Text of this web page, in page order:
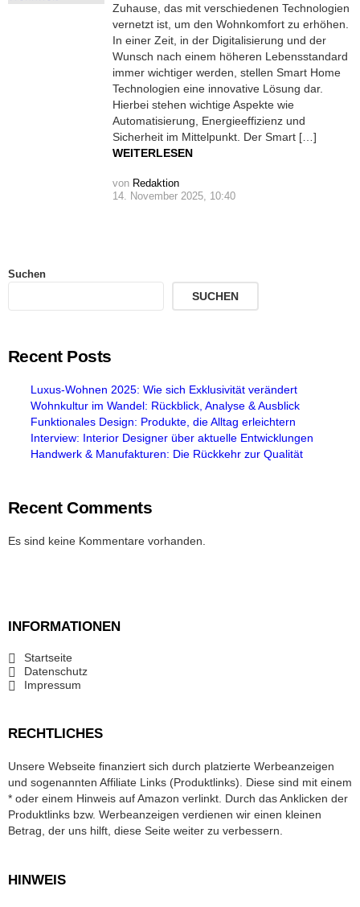
Zuhause, das mit verschiedenen Technologien
vernetzt ist, um den Wohnkomfort zu erhöhen.
In einer Zeit, in der Digitalisierung und der
Wunsch nach einem höheren Lebensstandard
immer wichtiger werden, stellen Smart Home
Technologien eine innovative Lösung dar.
Hierbei stehen wichtige Aspekte wie
Automatisierung, Energieeffizienz und
Sicherheit im Mittelpunkt. Der Smart […]
WEITERLESEN
von Redaktion
14. November 2025, 10:40
Suchen
SUCHEN
Recent Posts
Luxus-Wohnen 2025: Wie sich Exklusivität verändert
Wohnkultur im Wandel: Rückblick, Analyse & Ausblick
Funktionales Design: Produkte, die Alltag erleichtern
Interview: Interior Designer über aktuelle Entwicklungen
Handwerk & Manufakturen: Die Rückkehr zur Qualität
Recent Comments
Es sind keine Kommentare vorhanden.
INFORMATIONEN
Startseite
Datenschutz
Impressum
RECHTLICHES
Unsere Webseite finanziert sich durch platzierte Werbeanzeigen
und sogenannten Affiliate Links (Produktlinks). Diese sind mit einem
* oder einem Hinweis auf Amazon verlinkt. Durch das Anklicken der
Produktlinks bzw. Werbeanzeigen verdienen wir einen kleinen
Betrag, der uns hilft, diese Seite weiter zu verbessern.
HINWEIS